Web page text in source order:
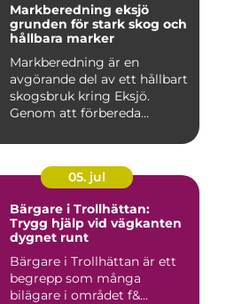
Markberedning eksjö
grunden för stark skog och
hållbara marker
Markberedning är en
avgörande del av ett hållbart
skogsbruk kring Eksjö.
Genom att förbereda
05. jul
Bärgare i Trollhättan:
Trygg hjälp vid vägkanten
dygnet runt
Bärgare i Trollhättan är ett
begrepp som många
bilägare i området f&...